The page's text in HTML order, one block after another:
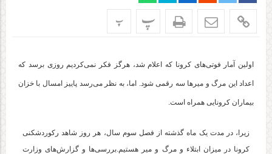
پ پ
اولین آمار فوتی‌های کرونا که اعلام شد، هرگز فکر نمی‌کردیم روزی برسد که
اعداد این مرگ و میرها سه رقمی شود. اما، به نظر می‌رسد پاییز امسال با خزان
بیماران کرونایی همراه است.
زیرا، در مدت یک ماه گذشته از فصل سوم سال، هر روز شاهد رکوردشکنی
کرونا در میزان ابتلاء و مرگ و میر هستیم.بررسی‌ها و گزارش‌های وزارت